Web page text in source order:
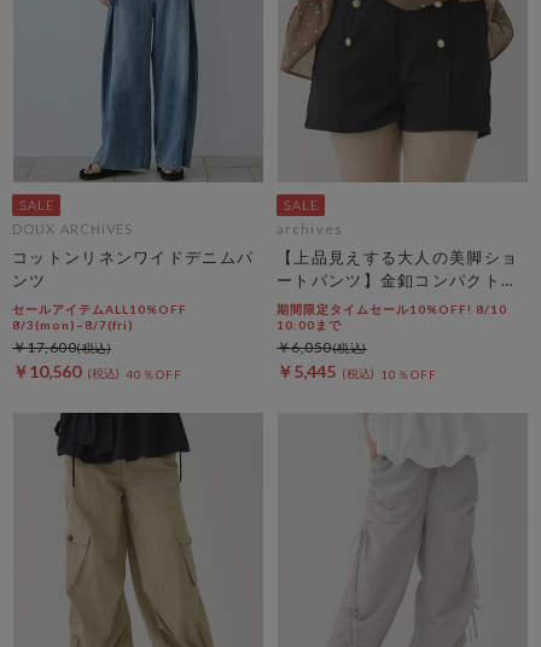
DOUX ARCHIVES
コットンリネンワイドデニムパ
ンツ
セールアイテムALL10%OFF
8/3(mon)~8/7(fri)
￥10,560 40％OFF
￥17,600
archives
【上品見えする大人の美脚ショ
ートパンツ】金釦コンパクトシ
ョートパンツ
期間限定タイムセール10%OFF! 8/10
10:00まで
￥5,445 10％OFF
￥6,050